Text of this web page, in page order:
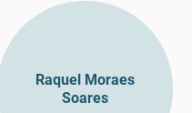
Raquel Moraes
Soares